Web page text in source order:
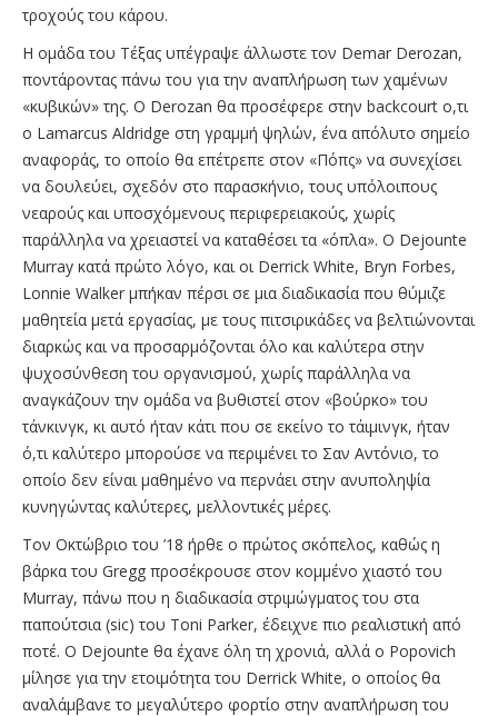
τροχούς του κάρου.
Η ομάδα του Τέξας υπέγραψε άλλωστε τον Demar Derozan,
ποντάροντας πάνω του για την αναπλήρωση των χαμένων
«κυβικών» της. Ο Derozan θα προσέφερε στην backcourt ο,τι
ο Lamarcus Aldridge στη γραμμή ψηλών, ένα απόλυτο σημείο
αναφοράς, το οποίο θα επέτρεπε στον «Πόπς» να συνεχίσει
να δουλεύει, σχεδόν στο παρασκήνιο, τους υπόλοιπους
νεαρούς και υποσχόμενους περιφερειακούς, χωρίς
παράλληλα να χρειαστεί να καταθέσει τα «όπλα». Ο Dejounte
Murray κατά πρώτο λόγο, και οι Derrick White, Bryn Forbes,
Lonnie Walker μπήκαν πέρσι σε μια διαδικασία που θύμιζε
μαθητεία μετά εργασίας, με τους πιτσιρικάδες να βελτιώνονται
διαρκώς και να προσαρμόζονται όλο και καλύτερα στην
ψυχοσύνθεση του οργανισμού, χωρίς παράλληλα να
αναγκάζουν την ομάδα να βυθιστεί στον «βούρκο» του
τάνκινγκ, κι αυτό ήταν κάτι που σε εκείνο το τάιμινγκ, ήταν
ό,τι καλύτερο μπορούσε να περιμένει το Σαν Αντόνιο, το
οποίο δεν είναι μαθημένο να περνάει στην ανυποληψία
κυνηγώντας καλύτερες, μελλοντικές μέρες.
Τον Οκτώβριο του ’18 ήρθε ο πρώτος σκόπελος, καθώς η
βάρκα του Gregg προσέκρουσε στον κομμένο χιαστό του
Murray, πάνω που η διαδικασία στριμώγματος του στα
παπούτσια (sic) του Toni Parker, έδειχνε πιο ρεαλιστική από
ποτέ. Ο Dejounte θα έχανε όλη τη χρονιά, αλλά ο Popovich
μίλησε για την ετοιμότητα του Derrick White, ο οποίος θα
αναλάμβανε το μεγαλύτερο φορτίο στην αναπλήρωση του